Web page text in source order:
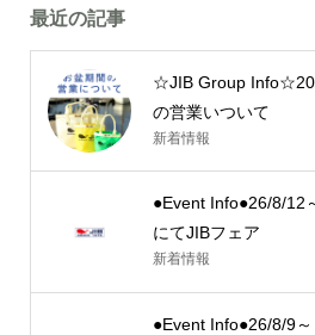
最近の記事
☆JIB Group
の営業いついて
新着情報
●Event Info●26/8/12
にてJIBフェア
新着情報
●Event Info●26/8/9